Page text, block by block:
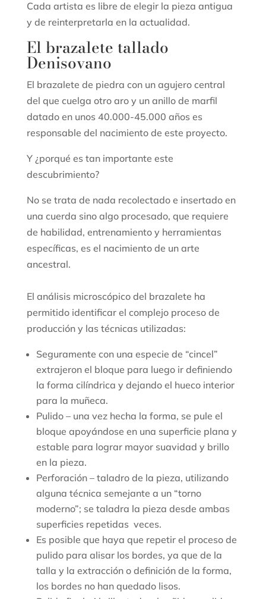
Cada artista es libre de elegir la pieza antigua
y de reinterpretarla en la actualidad.
El brazalete tallado
Denisovano
El brazalete de piedra con un agujero central
del que cuelga otro aro y un anillo de marfil
datado en unos 40.000-45.000 años es
responsable del nacimiento de este proyecto.
Y ¿porqué es tan importante este
descubrimiento?
No se trata de nada recolectado e insertado en
una cuerda sino algo procesado, que requiere
de habilidad, entrenamiento y herramientas
específicas, es el nacimiento de un arte
ancestral.
El análisis microscópico del brazalete ha
permitido identificar el complejo proceso de
producción y las técnicas utilizadas:
Seguramente con una especie de “cincel”
extrajeron el bloque para luego ir definiendo
la forma cilíndrica y dejando el hueco interior
para la muñeca.
Pulido – una vez hecha la forma, se pule el
bloque apoyándose en una superficie plana y
estable para lograr mayor suavidad y brillo
en la pieza.
Perforación – taladro de la pieza, utilizando
alguna técnica semejante a un “torno
moderno”; se taladra la pieza desde ambas
superficies repetidas veces.
Es posible que haya que repetir el proceso de
pulido para alisar los bordes, ya que de la
talla y la extracción o definición de la forma,
los bordes no han quedado lisos.